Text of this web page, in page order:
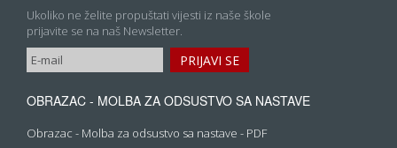
Ukoliko ne želite propuštati vijesti iz naše škole
prijavite se na naš Newsletter.
OBRAZAC - MOLBA ZA ODSUSTVO SA NASTAVE
Obrazac - Molba za odsustvo sa nastave - PDF